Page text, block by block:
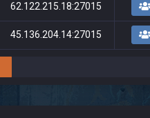
62.122.215.18:27015
45.136.204.14:27015